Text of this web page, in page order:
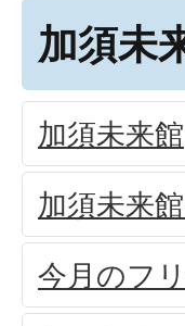
加須未
加須未来館
加須未来
今月のフ